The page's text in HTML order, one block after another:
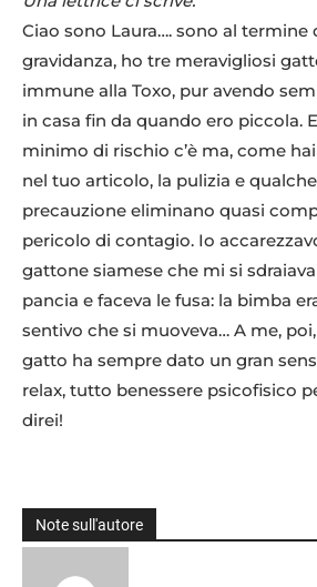
Ciao sono Laura…. sono al termine
gravidanza, ho tre meravigliosi
immune alla Toxo, pur avendo
in casa fin da quando ero piccola.
minimo di rischio c’è ma, come
nel tuo articolo, la pulizia e
precauzione eliminano quasi
pericolo di contagio. Io
gattone siamese che mi si
pancia e faceva le fusa: la bimba
sentivo che si muoveva… A me,
gatto ha sempre dato un gran
relax, tutto benessere psicofisico
direi!
Note sull'autore